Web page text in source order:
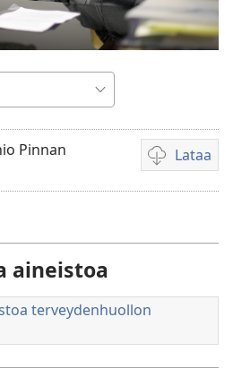
Pinnan
Lataa
Videoiden
aineistoa
terveydenhuollon